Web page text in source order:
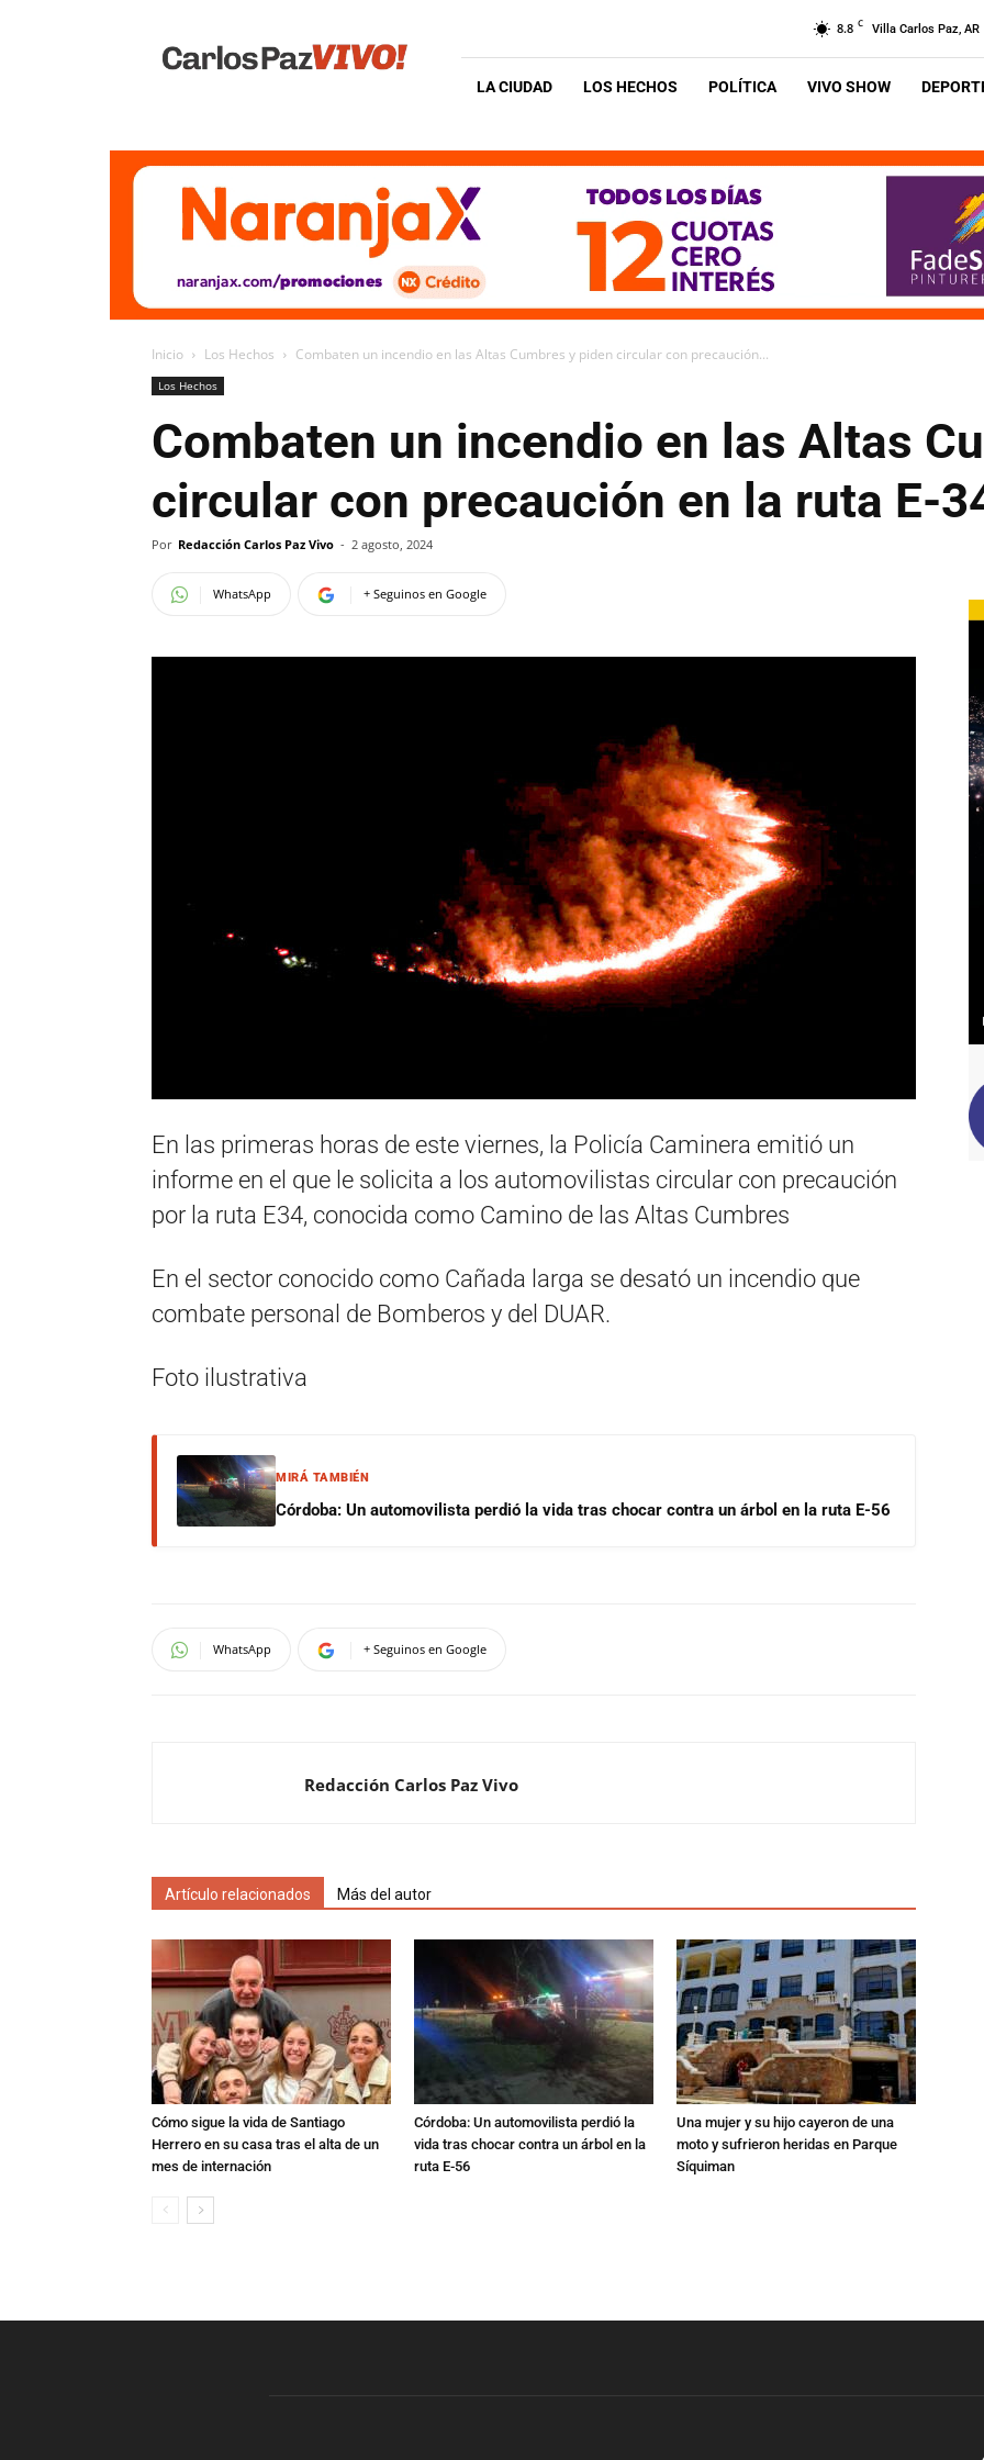
Vivo
8.8 C Villa Carlos Paz, AR
LA CIUDAD LOS HECHOS POLÍTICA VIVO SHOW
Inicio Los Hechos Combaten un incendio en las Altas Cumbres y piden circular con precaución...
Los Hechos
Combaten un incendio en las Altas
circular con precaución en la ruta E-
Por Redacción Carlos Paz Vivo - 2 agosto, 2024
WhatsApp + Seguinos en Google
En las primeras horas de este viernes, la Policía Caminera emitió un
informe en el que le solicita a los automovilistas circular con precaución
por la ruta E34, conocida como Camino de las Altas Cumbres
En el sector conocido como Cañada larga se desató un incendio que
combate personal de Bomberos y del DUAR.
Foto ilustrativa
MIRÁ TAMBIÉN
Córdoba: Un automovilista perdió la vida tras chocar contra un árbol en la ruta E-56
WhatsApp + Seguinos en Google
Redacción Carlos Paz Vivo
Artículo relacionados Más del autor
Cómo sigue la vida de Santiago
Herrero en su casa tras el alta de un
mes de internación
Córdoba: Un automovilista perdió la
vida tras chocar contra un árbol en la
ruta E-56
Una mujer y su hijo cayeron de una
moto y sufrieron heridas en Parque
Síquiman